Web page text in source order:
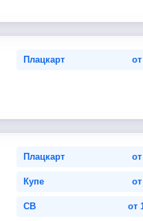
Плацкарт от
Плацкарт от
Купе от
СВ от